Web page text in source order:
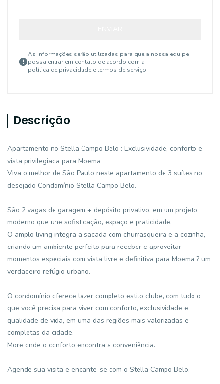
As informações serão utilizadas para que a nossa equipe
possa entrar em contato de acordo com a
política de privacidade e termos de serviço
Descrição
Apartamento no Stella Campo Belo : Exclusividade, conforto e
vista privilegiada para Moema
Viva o melhor de São Paulo neste apartamento de 3 suítes no
desejado Condomínio Stella Campo Belo.
São 2 vagas de garagem + depósito privativo, em um projeto
moderno que une sofisticação, espaço e praticidade.
O amplo living integra a sacada com churrasqueira e a cozinha,
criando um ambiente perfeito para receber e aproveitar
momentos especiais com vista livre e definitiva para Moema ? um
verdadeiro refúgio urbano.
O condomínio oferece lazer completo estilo clube, com tudo o
que você precisa para viver com conforto, exclusividade e
qualidade de vida, em uma das regiões mais valorizadas e
completas da cidade.
More onde o conforto encontra a conveniência.
Agende sua visita e encante-se com o Stella Campo Belo.